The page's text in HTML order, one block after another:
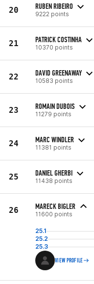
20 RUBEN RIBEIRO
9222 points
21 PATRICK COSTINHA
10370 points
22 DAVID GREENAWAY
10583 points
23 ROMAIN DUBOIS
11279 points
24 MARC WINDLER
11381 points
25 DANIEL GHERBI
11438 points
26 MARECK BIGLER
11600 points
25.1
25.2
25.3
VIEW PROFILE